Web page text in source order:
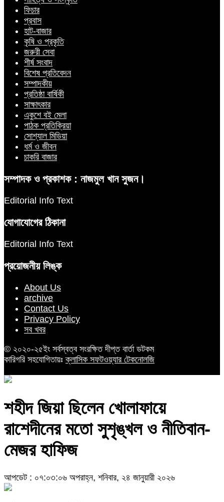
ফিচার
প্রবাস
হাট-বাজার
কৃষি ও প্রকৃতি
জরুরী সেবা
শীর্ষ সংবাদ
বিশেষ প্রতিবেদন
সম্পাদকীয়
প্রতিষ্ঠা বার্ষিকী
সাক্ষাৎকার
একুশে বই মেলা
পাঠক প্রতিক্রিয়া
সোশ্যাল মিডিয়া
ধর্ম ও জীবন
চাকরি বাজার
সম্পাদক ও প্রকাশক : নাজমুল খান সুজন।
Editorial Info Text
যোগাযোগের ঠিকানা
Editorial Info Text
প্রয়োজনীয় লিঙ্ক
About Us
archive
Contact Us
Privacy Policy
সব খবর
© ২০২০-২৫ইং সর্বস্বত্ব সংরক্ষিত দীপ্ত বার্তা ডটকম
কারিগরি সহযোগিতায়ঃক্লাসিক সফটওয়্যার টেকনোলজি
শহীদ জিয়া ছিলেন খোলাফায়ে
রাশেদীনের মতো সুশৃঙ্খল ও নীতিবান-
মেজর হাফিজ
আপডেট : ০৭:০৩:০৬ অপরাহ্ন, শনিবার, ২৪ জানুয়ারী ২০২৬